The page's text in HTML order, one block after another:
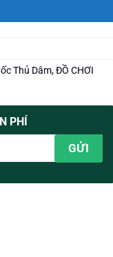
Thủ Dâm,ĐỒ CHƠI
PHÍ